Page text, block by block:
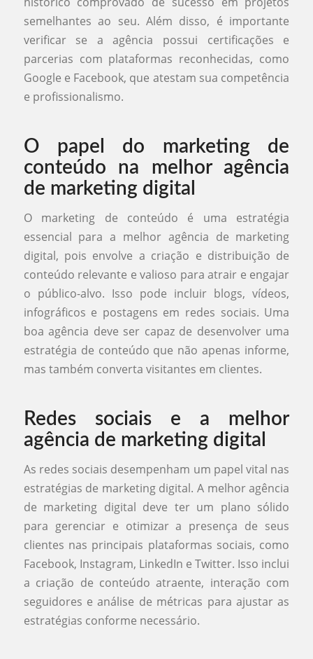
semelhantes ao seu. Além disso, é importante
verificar se a agência possui certificações e
parcerias com plataformas reconhecidas, como
Google e Facebook, que atestam sua competência
e profissionalismo.
O papel do marketing de
conteúdo na melhor agência
de marketing digital
O marketing de conteúdo é uma estratégia
essencial para a melhor agência de marketing
digital, pois envolve a criação e distribuição de
conteúdo relevante e valioso para atrair e engajar
o público-alvo. Isso pode incluir blogs, vídeos,
infográficos e postagens em redes sociais. Uma
boa agência deve ser capaz de desenvolver uma
estratégia de conteúdo que não apenas informe,
mas também converta visitantes em clientes.
Redes sociais e a melhor
agência de marketing digital
As redes sociais desempenham um papel vital nas
estratégias de marketing digital. A melhor agência
de marketing digital deve ter um plano sólido
para gerenciar e otimizar a presença de seus
clientes nas principais plataformas sociais, como
Facebook, Instagram, LinkedIn e Twitter. Isso inclui
a criação de conteúdo atraente, interação com
seguidores e análise de métricas para ajustar as
estratégias conforme necessário.